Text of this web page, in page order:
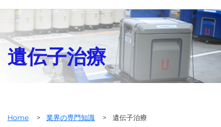
遺伝子治療
Home > 業界の専門知識 > 遺伝子治療